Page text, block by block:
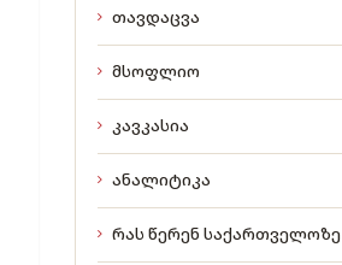
თავდაცვა
მსოფლიო
კავკასია
ანალიტიკა
რას წერენ საქართველოზე